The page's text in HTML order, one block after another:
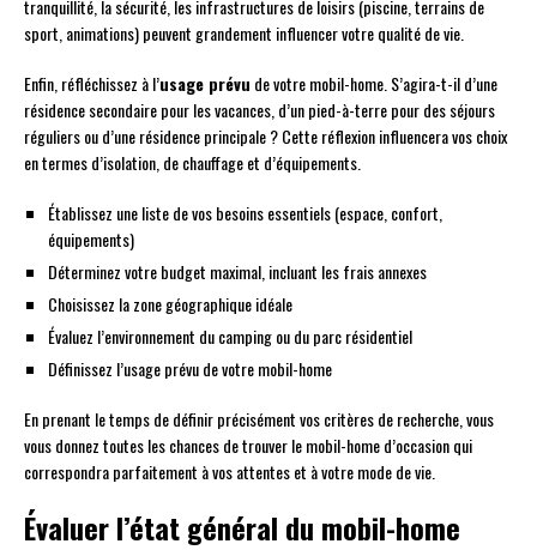
tranquillité, la sécurité, les infrastructures de loisirs (piscine, terrains de
sport, animations) peuvent grandement influencer votre qualité de vie.
Enfin, réfléchissez à l’usage prévu de votre mobil-home. S’agira-t-il d’une
résidence secondaire pour les vacances, d’un pied-à-terre pour des séjours
réguliers ou d’une résidence principale ? Cette réflexion influencera vos choix
en termes d’isolation, de chauffage et d’équipements.
Établissez une liste de vos besoins essentiels (espace, confort,
équipements)
Déterminez votre budget maximal, incluant les frais annexes
Choisissez la zone géographique idéale
Évaluez l’environnement du camping ou du parc résidentiel
Définissez l’usage prévu de votre mobil-home
En prenant le temps de définir précisément vos critères de recherche, vous
vous donnez toutes les chances de trouver le mobil-home d’occasion qui
correspondra parfaitement à vos attentes et à votre mode de vie.
Évaluer l’état général du mobil-home